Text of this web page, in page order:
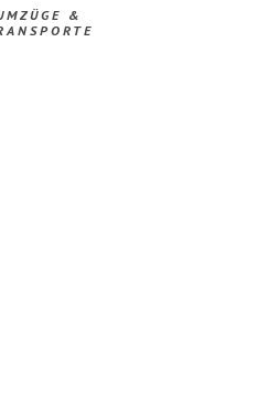
&